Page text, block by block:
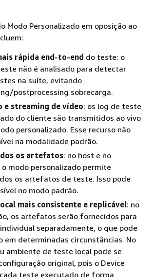
Modo Personalizado em oposição ao
rápida end-to-end do teste: o
não é analisado para detectar
na suíte, evitando
postprocessing sobrecarga.
e streaming de vídeo: os log de teste
do cliente são transmitidos ao vivo
personalizado. Esse recurso não
na modalidade padrão.
os artefatos: no host e no
modo personalizado permite
os artefatos de teste. Isso pode
no modo padrão.
mais consistente e replicável: no
os artefatos serão fornecidos para
separadamente, o que pode
em determinadas circunstâncias. No
ambiente de teste local pode se
original, pois o Device
teste executado de forma